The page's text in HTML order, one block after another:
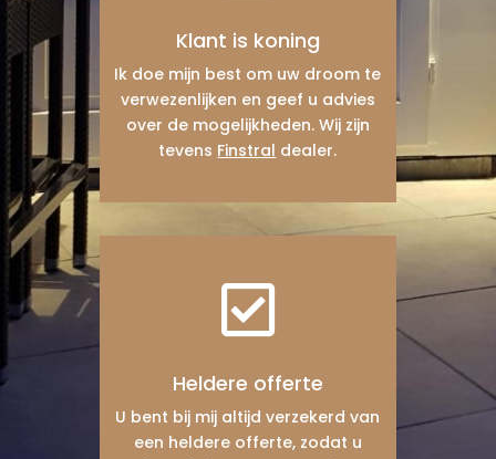
Klant is koning
Ik doe mijn best om uw droom te
verwezenlijken en geef u advies
over de mogelijkheden. Wij zijn
tevens Finstral dealer.

Heldere offerte
U bent bij mij altijd verzekerd van
een heldere offerte, zodat u